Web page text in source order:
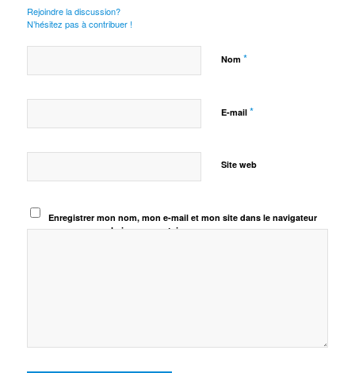
Rejoindre la discussion?
N’hésitez pas à contribuer !
Nom *
E-mail *
Site web
Enregistrer mon nom, mon e-mail et mon site dans le navigateur
pour mon prochain commentaire.